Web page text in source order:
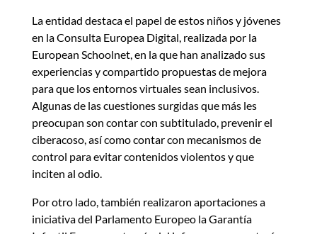
La entidad destaca el papel de estos niños y jóvenes
en la Consulta Europea Digital, realizada por la
European Schoolnet, en la que han analizado sus
experiencias y compartido propuestas de mejora
para que los entornos virtuales sean inclusivos.
Algunas de las cuestiones surgidas que más les
preocupan son contar con subtitulado, prevenir el
ciberacoso, así como contar con mecanismos de
control para evitar contenidos violentos y que
inciten al odio.
Por otro lado, también realizaron aportaciones a
iniciativa del Parlamento Europeo la Garantía